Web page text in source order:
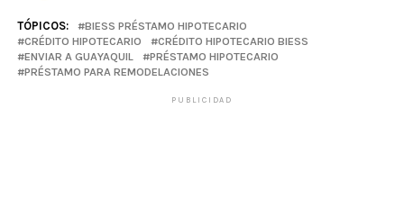
TÓPICOS:
BIESS PRÉSTAMO HIPOTECARIO
CRÉDITO HIPOTECARIO
CRÉDITO HIPOTECARIO BIESS
ENVIAR A GUAYAQUIL
PRÉSTAMO HIPOTECARIO
PRÉSTAMO PARA REMODELACIONES
PUBLICIDAD